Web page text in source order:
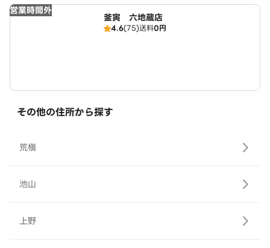
営業時間外
釜寅 六地蔵店
4.6(75)送料0円
その他の住所から探す
荒槇
池山
上野